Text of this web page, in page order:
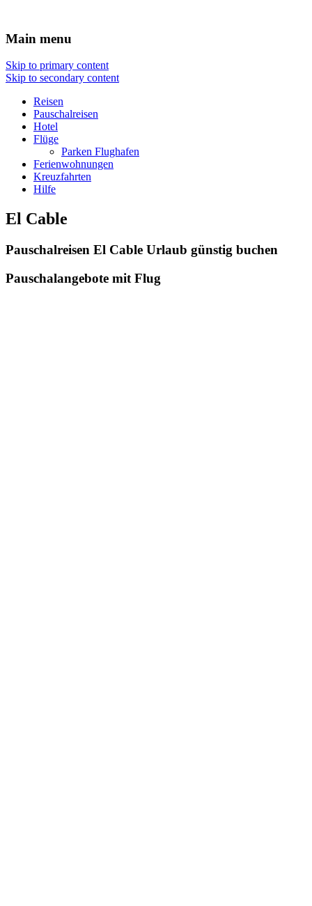
Reisen Hotel Flug
Main menu
Skip to primary content
Skip to secondary content
Reisen
Pauschalreisen
Hotel
Flüge
Parken Flughafen
Ferienwohnungen
Kreuzfahrten
Hilfe
El Cable
Pauschalreisen El Cable Urlaub günstig buchen
Pauschalangebote mit Flug